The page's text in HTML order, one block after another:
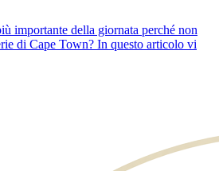
importante della giornata perché non
di Cape Town? In questo articolo vi